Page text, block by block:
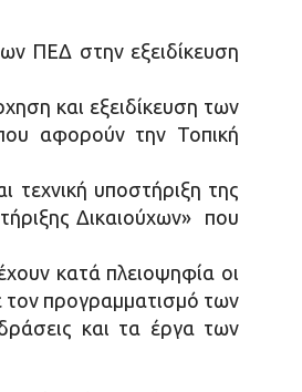
ΠΕΔ στην εξειδίκευση
και εξειδίκευση των
αφορούν την Τοπική
υποστήριξη της
Δικαιούχων» που
κατά πλειοψηφία οι
τον προγραμματισμό των
και τα έργα των